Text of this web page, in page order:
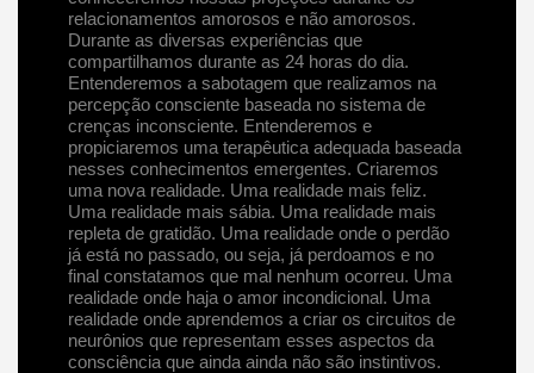
relacionamentos amorosos e não amorosos.
Durante as diversas experiências que
compartilhamos durante as 24 horas do dia.
Entenderemos a sabotagem que realizamos na
percepção consciente baseada no sistema de
crenças inconsciente. Entenderemos e
propiciaremos uma terapêutica adequada baseada
nesses conhecimentos emergentes. Criaremos
uma nova realidade. Uma realidade mais feliz.
Uma realidade mais sábia. Uma realidade mais
repleta de gratidão. Uma realidade onde o perdão
já está no passado, ou seja, já perdoamos e no
final constatamos que mal nenhum ocorreu. Uma
realidade onde haja o amor incondicional. Uma
realidade onde aprendemos a criar os circuitos de
neurônios que representam esses aspectos da
consciência que ainda ainda não são instintivos.